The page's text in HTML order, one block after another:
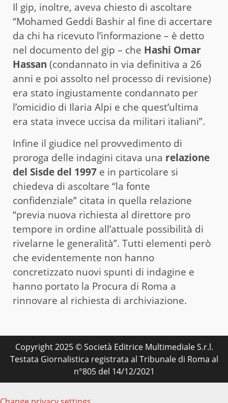
Il gip, inoltre, aveva chiesto di ascoltare
“Mohamed Geddi Bashir al fine di accertare
da chi ha ricevuto l’informazione – è detto
nel documento del gip – che Hashi Omar
Hassan (condannato in via definitiva a 26
anni e poi assolto nel processo di revisione)
era stato ingiustamente condannato per
l’omicidio di Ilaria Alpi e che quest’ultima
era stata invece uccisa da militari italiani”.
Infine il giudice nel provvedimento di
proroga delle indagini citava una relazione
del Sisde del 1997 e in particolare si
chiedeva di ascoltare “la fonte
confidenziale” citata in quella relazione
“previa nuova richiesta al direttore pro
tempore in ordine all’attuale possibilità di
rivelarne le generalità”. Tutti elementi però
che evidentemente non hanno
concretizzato nuovi spunti di indagine e
hanno portato la Procura di Roma a
rinnovare al richiesta di archiviazione.
Copyright 2025 © Società Editrice Multimediale S.r.l.
Testata Giornalistica registrata al Tribunale di Roma al
n°805 del 14/12/2021